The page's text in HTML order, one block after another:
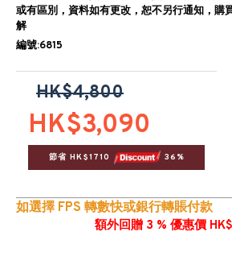
或有區別，資料如有更改，恕不另行通知，購
解
編號:6815
HK$3,090
HK$4,800
節省 HK$1710 36%
如選擇 FPS 轉數快或銀行轉賬付款
額外回贈 3 % 優惠價